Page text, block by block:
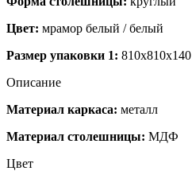
Цвет: мрамор белый / белый
Размер упаковки 1: 810x810x140
Описание
Материал каркаса: металл
Материал столешницы: МДФ
Цвет